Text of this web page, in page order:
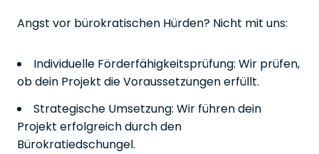
Angst vor bürokratischen Hürden? Nicht mit uns:
Individuelle Förderfähigkeitsprüfung: Wir prüfen,
ob dein Projekt die Voraussetzungen erfüllt.
Strategische Umsetzung: Wir führen dein
Projekt erfolgreich durch den
Bürokratiedschungel.